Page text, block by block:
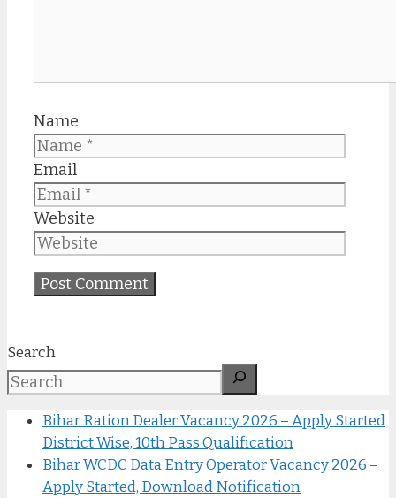
Name
Email
Website
Search
Bihar Ration Dealer Vacancy 2026 – Apply Started
District Wise, 10th Pass Qualification
Bihar WCDC Data Entry Operator Vacancy 2026 –
Apply Started, Download Notification